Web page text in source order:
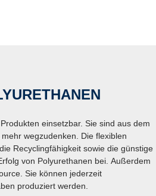
einsetzbar. Sie sind aus dem
wegzudenken. Die flexiblen
Recyclingfähigkeit sowie die günstige
von Polyurethanen bei. Außerdem
Sie können jederzeit
produziert werden.